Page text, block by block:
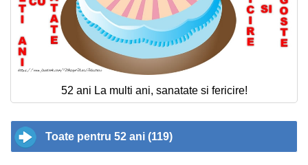
52 ani La multi ani, sanatate si fericire!
Toate pentru 52 ani (119)